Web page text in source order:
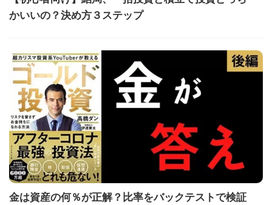
かいいの？決め方３ステップ
金は資産の何％が正解？比率をバックテストで検証